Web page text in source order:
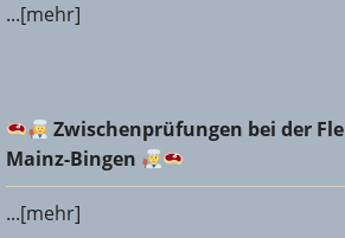
...[mehr]
Zwischenprüfungen bei der
Bingen
Zwischenprüfungen bei der
Mainz-Bingen
...[mehr]